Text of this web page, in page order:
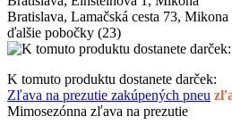
Bratislava, Lamačská cesta 73, Mikona
ďalšie pobočky (23)
K tomuto produktu dostanete darček:
Zľava na prezutie zakúpených pneu
Mimosezónna zľava na prezutie